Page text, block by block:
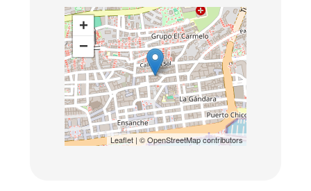
+
−
Leaflet| ©OpenStreetMapcontributors